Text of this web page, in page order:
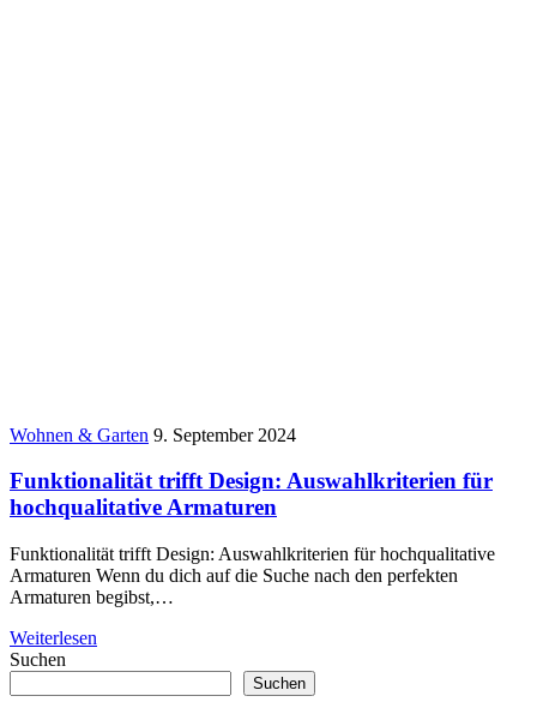
Wohnen & Garten 9. September 2024
Funktionalität trifft Design: Auswahlkriterien für
hochqualitative Armaturen
Funktionalität trifft Design: Auswahlkriterien für hochqualitative
Armaturen Wenn du dich auf die Suche nach den perfekten
Armaturen begibst,…
Weiterlesen
Suchen
Suchen